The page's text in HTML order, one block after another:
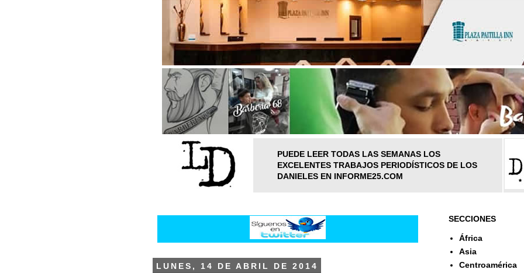
PUEDE LEER TODAS LAS SEMANAS LOS
EXCELENTES TRABAJOS PERIODÍSTICOS DE LOS
DANIELES EN INFORME25.COM
LUNES, 14 DE ABRIL DE 2014
SECCIONES
África
Asia
Centroamérica